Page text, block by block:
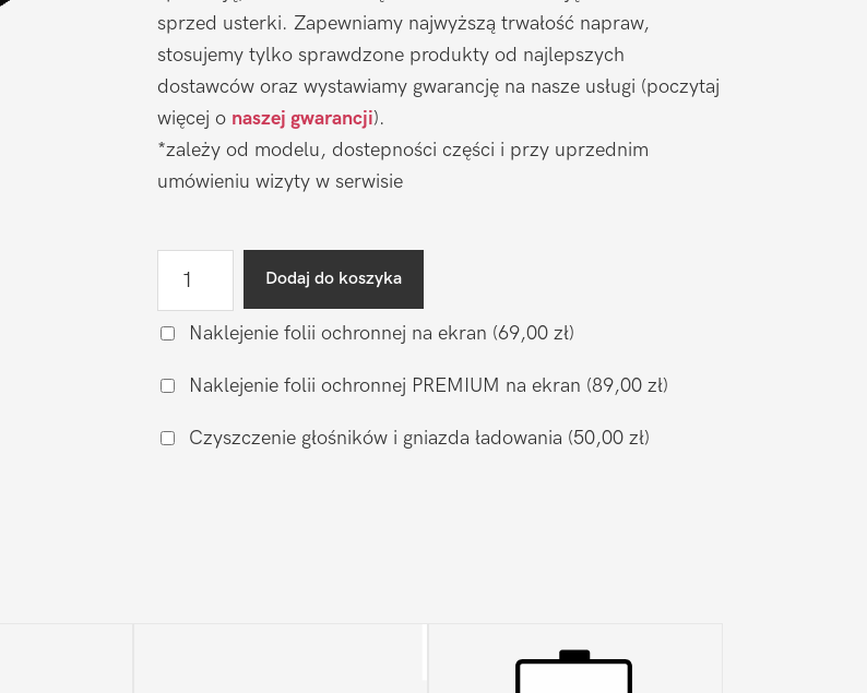
sprzed usterki. Zapewniamy najwyższą trwałość napraw,
stosujemy tylko sprawdzone produkty od najlepszych
dostawców oraz wystawiamy gwarancję na nasze usługi (poczytaj
więcej o naszej gwarancji).
*zależy od modelu, dostepności części i przy uprzednim
umówieniu wizyty w serwisie
wyświetlacza
V31
Dodaj do koszyka
Naklejenie folii ochronnej na ekran (69,00 zł)
Naklejenie folii ochronnej PREMIUM na ekran (89,00 zł)
Czyszczenie głośników i gniazda ładowania (50,00 zł)